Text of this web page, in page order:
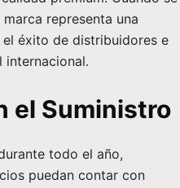
representa una
éxito de distribuidores e
internacional.
el Suministro
todo el año,
puedan contar con